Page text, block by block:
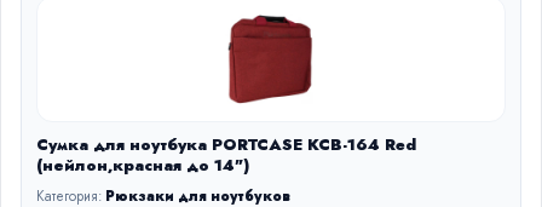
Сумка для ноутбука PORTCASE KCB-164 Red
(нейлон,красная до 14")
Категория: Рюкзаки для ноутбуков